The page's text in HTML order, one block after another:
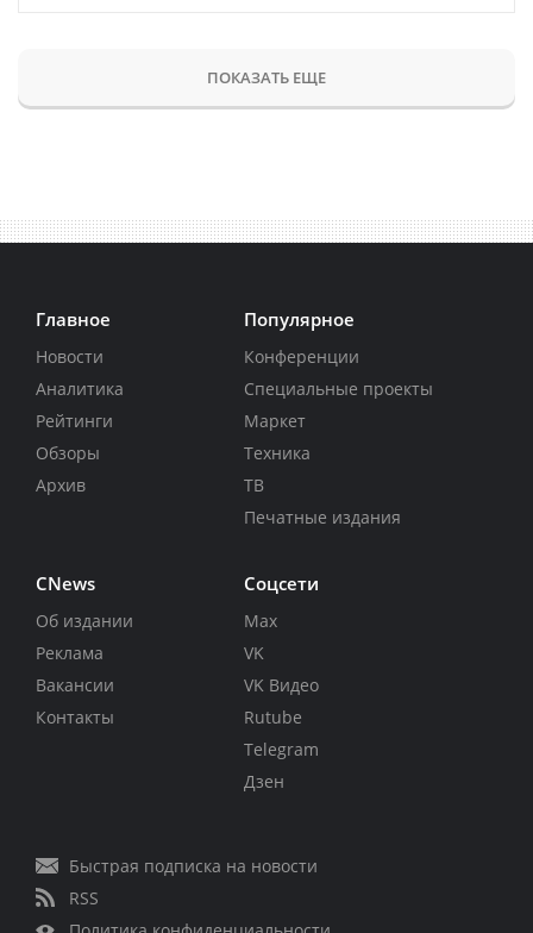
ПОКАЗАТЬ ЕЩЕ
Главное
Новости
Аналитика
Рейтинги
Обзоры
Архив
Популярное
Конференции
Специальные проекты
Маркет
Техника
ТВ
Печатные издания
CNews
Об издании
Реклама
Вакансии
Контакты
Соцсети
Max
VK
VK Видео
Rutube
Telegram
Дзен
Быстрая подписка на новости
RSS